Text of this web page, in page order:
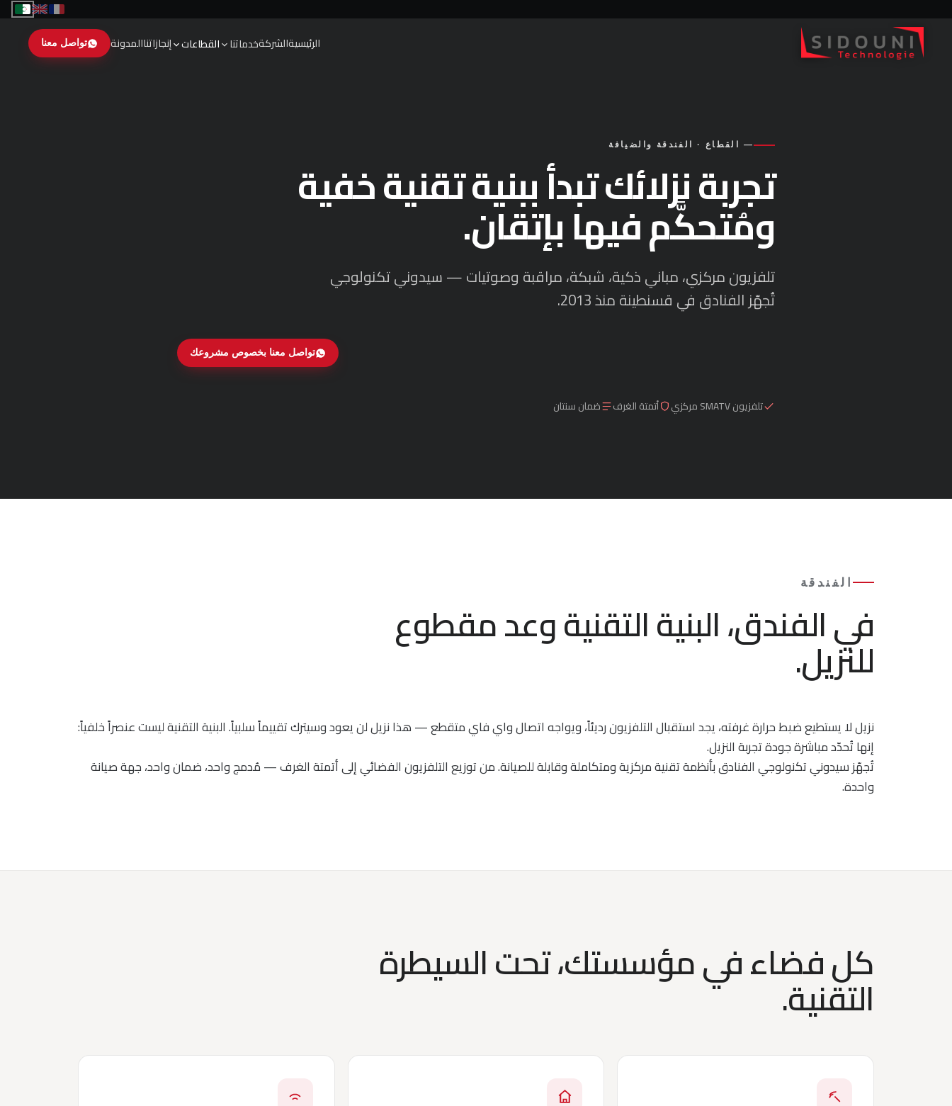
الرئيسيةالشركةخدماتنا القطاعات إنجازاتناالمدونة تواصل معنا
— القطاع · الفندقة والضيافة
تجربة نزلائك تبدأ ببنية تقنية خفية
ومُتحكَّم فيها بإتقان.
تلفزيون مركزي، مباني ذكية، شبكة، مراقبة وصوتيات — سيدوني تكنولوجي
تُجهّز الفنادق في قسنطينة منذ 2013.
تواصل معنا بخصوص مشروعك
تلفزيون SMATV مركزي أتمتة الغرف ضمان سنتان
الفندقة
في الفندق، البنية التقنية وعد مقطوع
للنزيل.
نزيل لا يستطيع ضبط حرارة غرفته، يجد استقبال التلفزيون رديئاً، ويواجه اتصال واي فاي متقطع — هذا نزيل لن يعود وسيترك تقييماً سلبياً. البنية التقنية ليست عنصراً خلفياً:
إنها تُحدّد مباشرة جودة تجربة النزيل.
تُجهّز سيدوني تكنولوجي الفنادق بأنظمة تقنية مركزية ومتكاملة وقابلة للصيانة. من توزيع التلفزيون الفضائي إلى أتمتة الغرف — مُدمج واحد، ضمان واحد، جهة صيانة
واحدة.
كل فضاء في مؤسستك، تحت السيطرة
التقنية.